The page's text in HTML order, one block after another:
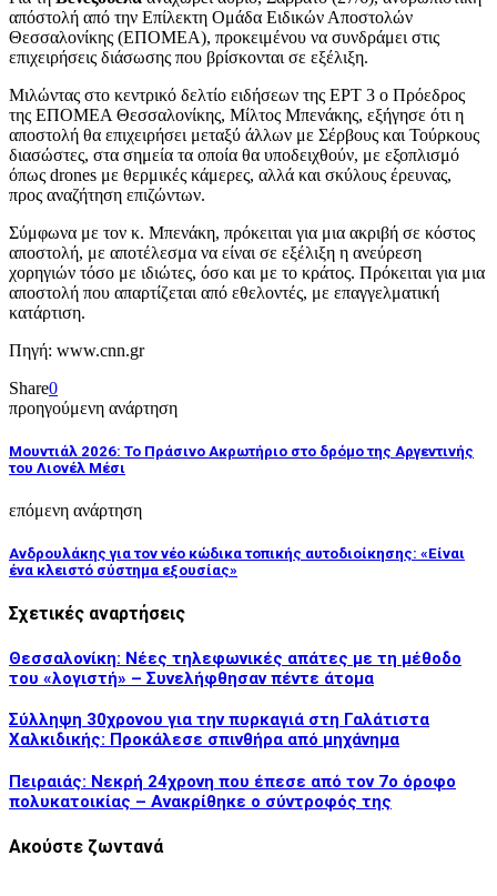
απόστολή από την Επίλεκτη Ομάδα Ειδικών Αποστολών
Θεσσαλονίκης (ΕΠΟΜΕΑ), προκειμένου να συνδράμει στις
επιχειρήσεις διάσωσης που βρίσκονται σε εξέλιξη.
Μιλώντας στο κεντρικό δελτίο ειδήσεων της ΕΡΤ 3 ο Πρόεδρος
της ΕΠΟΜΕΑ Θεσσαλονίκης, Μίλτος Μπενάκης, εξήγησε ότι η
αποστολή θα επιχειρήσει μεταξύ άλλων με Σέρβους και Τούρκους
διασώστες, στα σημεία τα οποία θα υποδειχθούν, με εξοπλισμό
όπως drones με θερμικές κάμερες, αλλά και σκύλους έρευνας,
προς αναζήτηση επιζώντων.
Σύμφωνα με τον κ. Μπενάκη, πρόκειται για μια ακριβή σε κόστος
αποστολή, με αποτέλεσμα να είναι σε εξέλιξη η ανεύρεση
χορηγιών τόσο με ιδιώτες, όσο και με το κράτος. Πρόκειται για μια
αποστολή που απαρτίζεται από εθελοντές, με επαγγελματική
κατάρτιση.
Πηγή: www.cnn.gr
Share0
προηγούμενη ανάρτηση
Μουντιάλ 2026: Το Πράσινο Ακρωτήριο στο δρόμο της Αργεντινής
του Λιονέλ Μέσι
επόμενη ανάρτηση
Ανδρουλάκης για τον νέο κώδικα τοπικής αυτοδιοίκησης: «Είναι
ένα κλειστό σύστημα εξουσίας»
Σχετικές αναρτήσεις
Θεσσαλονίκη: Νέες τηλεφωνικές απάτες με τη μέθοδο
του «λογιστή» – Συνελήφθησαν πέντε άτομα
Σύλληψη 30χρονου για την πυρκαγιά στη Γαλάτιστα
Χαλκιδικής: Προκάλεσε σπινθήρα από μηχάνημα
Πειραιάς: Νεκρή 24χρονη που έπεσε από τον 7ο όροφο
πολυκατοικίας – Ανακρίθηκε ο σύντροφός της
Ακούστε ζωντανά